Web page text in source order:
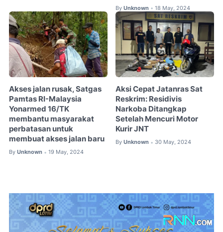
By Unknown • 18 May, 2024
Akses jalan rusak, Satgas
Pamtas RI-Malaysia
Yonarmed 16/TK
membantu masyarakat
perbatasan untuk
membuat akses jalan baru
By Unknown • 19 May, 2024
Aksi Cepat Jatanras Sat
Reskrim: Residivis
Narkoba Ditangkap
Setelah Mencuri Motor
Kurir JNT
By Unknown • 30 May, 2024